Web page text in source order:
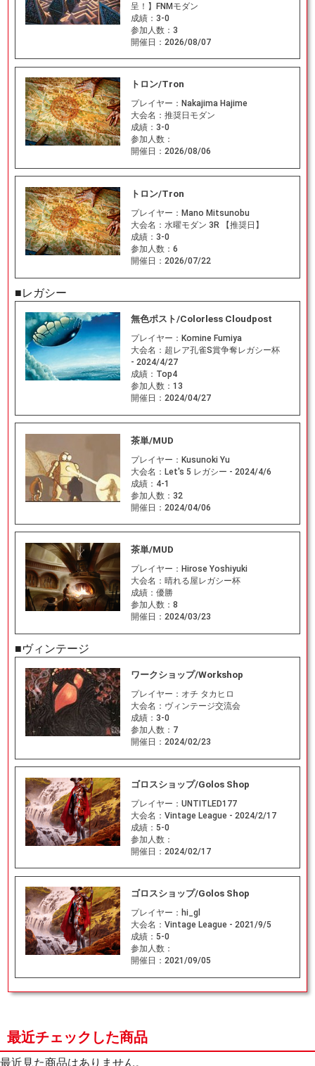
呈！】FNMモダン
成績： 3-0
参加人数： 3
開催日： 2026/08/07
トロン/Tron
プレイヤー： Nakajima Hajime
大会名： 推奨日モダン
成績： 3-0
参加人数：
開催日： 2026/08/06
トロン/Tron
プレイヤー： Mano Mitsunobu
大会名： 水曜モダン 3R 【推奨日】
成績： 3-0
参加人数： 6
開催日： 2026/07/22
■レガシー
無色ポスト/Colorless Cloudpost
プレイヤー： Komine Fumiya
大会名： 超レア孔雀S賞争奪レガシー杯
- 2024/4/27
成績： Top4
参加人数： 13
開催日： 2024/04/27
茶単/MUD
プレイヤー： Kusunoki Yu
大会名： Let's 5 レガシー - 2024/4/6
成績： 4-1
参加人数： 32
開催日： 2024/04/06
茶単/MUD
プレイヤー： Hirose Yoshiyuki
大会名： 晴れる屋レガシー杯
成績： 優勝
参加人数： 8
開催日： 2024/03/23
■ヴィンテージ
ワークショップ/Workshop
プレイヤー： オチ タカヒロ
大会名： ヴィンテージ交流会
成績： 3-0
参加人数： 7
開催日： 2024/02/23
ゴロスショップ/Golos Shop
プレイヤー： UNTITLED177
大会名： Vintage League - 2024/2/17
成績： 5-0
参加人数：
開催日： 2024/02/17
ゴロスショップ/Golos Shop
プレイヤー： hi_gl
大会名： Vintage League - 2021/9/5
成績： 5-0
参加人数：
開催日： 2021/09/05
最近チェックした商品
最近見た商品はありません。